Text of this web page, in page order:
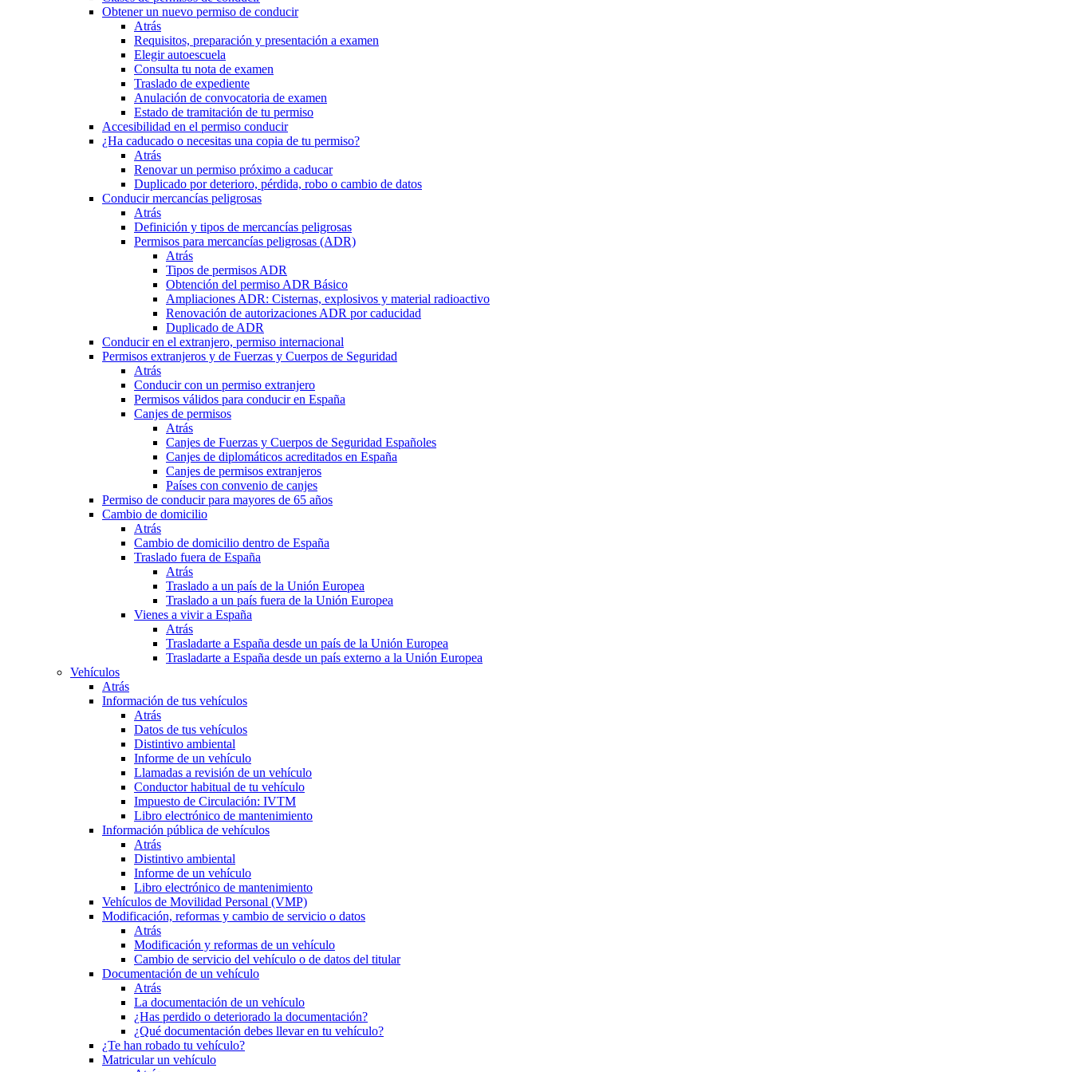
Obtener un nuevo permiso de conducir
Atrás
Requisitos, preparación y presentación a examen
Elegir autoescuela
Consulta tu nota de examen
Traslado de expediente
Anulación de convocatoria de examen
Estado de tramitación de tu permiso
Accesibilidad en el permiso conducir
¿Ha caducado o necesitas una copia de tu permiso?
Atrás
Renovar un permiso próximo a caducar
Duplicado por deterioro, pérdida, robo o cambio de datos
Conducir mercancías peligrosas
Atrás
Definición y tipos de mercancías peligrosas
Permisos para mercancías peligrosas (ADR)
Atrás
Tipos de permisos ADR
Obtención del permiso ADR Básico
Ampliaciones ADR: Cisternas, explosivos y material radioactivo
Renovación de autorizaciones ADR por caducidad
Duplicado de ADR
Conducir en el extranjero, permiso internacional
Permisos extranjeros y de Fuerzas y Cuerpos de Seguridad
Atrás
Conducir con un permiso extranjero
Permisos válidos para conducir en España
Canjes de permisos
Atrás
Canjes de Fuerzas y Cuerpos de Seguridad Españoles
Canjes de diplomáticos acreditados en España
Canjes de permisos extranjeros
Países con convenio de canjes
Permiso de conducir para mayores de 65 años
Cambio de domicilio
Atrás
Cambio de domicilio dentro de España
Traslado fuera de España
Atrás
Traslado a un país de la Unión Europea
Traslado a un país fuera de la Unión Europea
Vienes a vivir a España
Atrás
Trasladarte a España desde un país de la Unión Europea
Trasladarte a España desde un país externo a la Unión Europea
Vehículos
Atrás
Información de tus vehículos
Atrás
Datos de tus vehículos
Distintivo ambiental
Informe de un vehículo
Llamadas a revisión de un vehículo
Conductor habitual de tu vehículo
Impuesto de Circulación: IVTM
Libro electrónico de mantenimiento
Información pública de vehículos
Atrás
Distintivo ambiental
Informe de un vehículo
Libro electrónico de mantenimiento
Vehículos de Movilidad Personal (VMP)
Modificación, reformas y cambio de servicio o datos
Atrás
Modificación y reformas de un vehículo
Cambio de servicio del vehículo o de datos del titular
Documentación de un vehículo
Atrás
La documentación de un vehículo
¿Has perdido o deteriorado la documentación?
¿Qué documentación debes llevar en tu vehículo?
¿Te han robado tu vehículo?
Matricular un vehículo